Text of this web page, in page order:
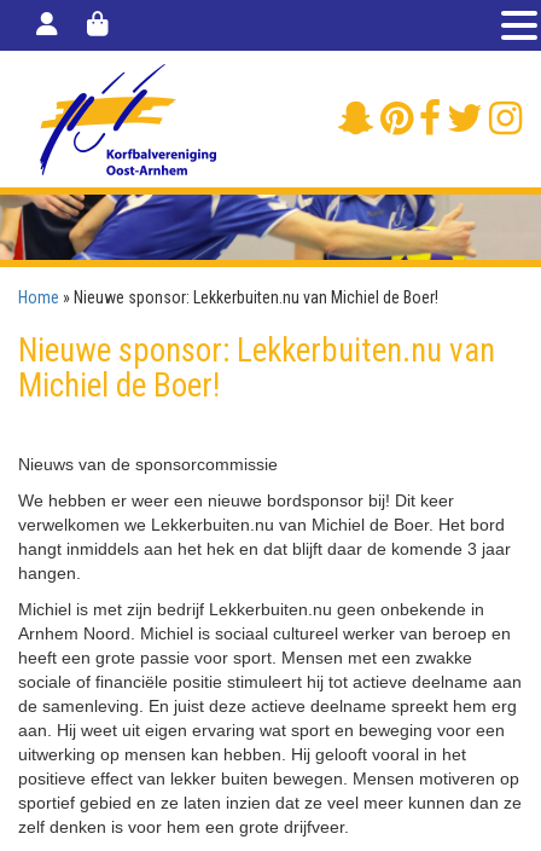
Home » Nieuwe sponsor: Lekkerbuiten.nu van Michiel de Boer!
Nieuwe sponsor: Lekkerbuiten.nu van
Michiel de Boer!
Nieuws van de sponsorcommissie
We hebben er weer een nieuwe bordsponsor bij! Dit keer
verwelkomen we Lekkerbuiten.nu van Michiel de Boer. Het bord
hangt inmiddels aan het hek en dat blijft daar de komende 3 jaar
hangen.
Michiel is met zijn bedrijf Lekkerbuiten.nu geen onbekende in
Arnhem Noord. Michiel is sociaal cultureel werker van beroep en
heeft een grote passie voor sport. Mensen met een zwakke
sociale of financiële positie stimuleert hij tot actieve deelname aan
de samenleving. En juist deze actieve deelname spreekt hem erg
aan. Hij weet uit eigen ervaring wat sport en beweging voor een
uitwerking op mensen kan hebben. Hij gelooft vooral in het
positieve effect van lekker buiten bewegen. Mensen motiveren op
sportief gebied en ze laten inzien dat ze veel meer kunnen dan ze
zelf denken is voor hem een grote drijfveer.